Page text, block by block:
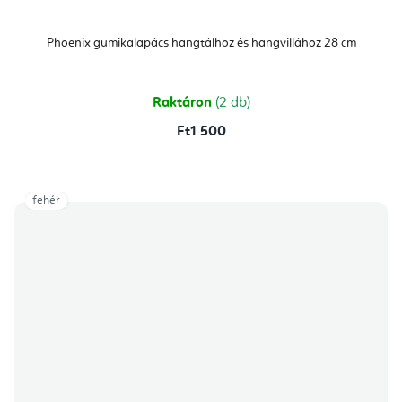
Phoenix gumikalapács hangtálhoz és hangvillához 28 cm
Raktáron (2 db)
Ft1 500
fehér